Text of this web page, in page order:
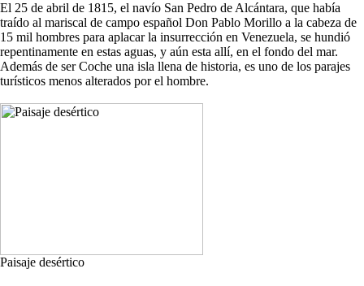
El 25 de abril de 1815, el navío San Pedro de Alcántara, que había
traído al mariscal de campo español Don Pablo Morillo a la cabeza de
15 mil hombres para aplacar la insurrección en Venezuela, se hundió
repentinamente en estas aguas, y aún esta allí, en el fondo del mar.
Además de ser Coche una isla llena de historia, es uno de los parajes
turísticos menos alterados por el hombre.
Paisaje desértico